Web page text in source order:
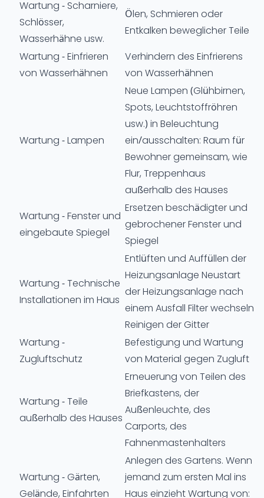
Wartung - Scharniere,
Schlösser,
Wasserhähne usw.
Ölen, Schmieren oder
Entkalken beweglicher Teile
Wartung - Einfrieren
von Wasserhähnen
Verhindern des Einfrierens
von Wasserhähnen
Wartung - Lampen
Neue Lampen (Glühbirnen,
Spots, Leuchtstoffröhren
usw.) in Beleuchtung
ein/ausschalten: Raum für
Bewohner gemeinsam, wie
Flur, Treppenhaus
außerhalb des Hauses
Wartung - Fenster und
eingebaute Spiegel
Ersetzen beschädigter und
gebrochener Fenster und
Spiegel
Wartung - Technische
Installationen im Haus
Entlüften und Auffüllen der
Heizungsanlage Neustart
der Heizungsanlage nach
einem Ausfall Filter wechseln
Reinigen der Gitter
Wartung -
Zugluftschutz
Befestigung und Wartung
von Material gegen Zugluft
Wartung - Teile
außerhalb des Hauses
Erneuerung von Teilen des
Briefkastens, der
Außenleuchte, des
Carports, des
Fahnenmastenhalters
Wartung - Gärten,
Gelände, Einfahrten
Anlegen des Gartens. Wenn
jemand zum ersten Mal ins
Haus einzieht Wartung von: